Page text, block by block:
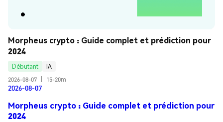
Morpheus crypto : Guide complet et prédiction pour
2024
Débutant
IA
2026-08-07
15-20m
2026-08-07
Morpheus crypto : Guide complet et prédiction pour
2024